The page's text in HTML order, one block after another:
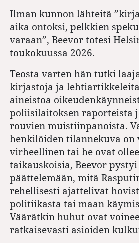
Ilman kunnon lähteitä
aika ontoksi, pelkkien
varaan”, Beevor totesi
toukokuussa 2026.
Teosta varten hän tutki
kirjastoja ja
aineistoa
poliisilaitoksen raporteista
rouvien muistiinpanoista.
henkilöiden tilannekuva on
virheellinen tai he ovat
taikauskoisia, Beevor
päättelemään, mitä
rehellisesti ajattelivat
politiikasta tai maan
Väärätkin huhut ovat
ratkaisevasti asioiden